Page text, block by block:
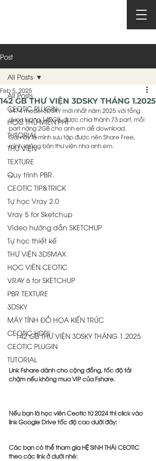
Post
All Posts
CEOTIC PLUGIN
HỌC THỬ MIỄN PHÍ
TUTORIAL
THƯ VIỆN
TEXTURE
Quy trình PBR.
CEOTIC TIP&TRICK
Tự học Vray 2.0
Vray 5 for Sketchup
Video hướng dẫn SKETCHUP
Tự học thiết kế
THƯ VIỆN 3DSMAX
HỌC VIÊN CEOTIC
VRAY 6 for SKETCHUP
PBR TEXTURE
3DSKY
MÁY TÍNH ĐỒ HỌA KIẾN TRÚC
CEOTIC HDRI
CEOTIC PLUGIN
TUTORIAL
All Posts
142 GB THƯ VIỆN 3DSKY THÁNG 1.2025
Feb 5, 2025
3474 model 3DSKY mới nhất năm 2025 với tổng
dung lượng 142GB, được chia thành 73 part, mỗi
part nặng 2GB cho anh em dễ download.
Cái này là mình sưu tập được nên Share Free,
mình không bán thư viện nha anh em.
142 GB THƯ VIỆN 3DSKY THÁNG 1.2025
Link Fshare dành cho cộng đồng, tốc độ tải
chậm nếu không mua VIP của Fshare.
Nếu bạn là học viên Ceotic từ 2024 thì click vào
link Google Drive tốc độ cao dưới đây:
Các bạn có thể tham gia HỆ SINH THÁI CEOTIC
theo các link ở dưới nhé: